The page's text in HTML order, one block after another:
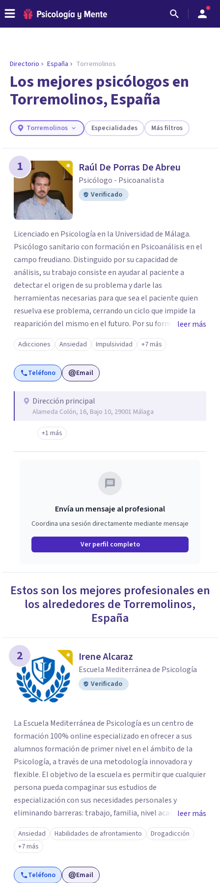
ENCONTRAR MI TERAPEUTA
¿Necesitas ayuda para encontrar el
psicólogo adecuado?
Responde a unas breves preguntas y te ofreceremos
necesidades.
Directorio España Torremolinos
Los mejores psicólogos en
Torremolinos, España
Torremolinos Especialidades Más filtros
1 Raúl De Porras De Abreu
Psicólogo - Psicoanalista
Verificado
Licenciado en Psicología en la Universidad de Málaga.
Psicólogo sanitario con formación en Psicoanálisis en el
campo freudiano. Distinguido por su capacidad de
análisis, su trabajo consiste en ayudar al paciente a
detectar el origen de su problema y darle las
herramientas necesarias para que sea el paciente quien
resuelva ese problema, cerrando un ciclo que impide la
reaparición del mismo en el futuro. Por su formación en
psicoanálisis es ideal para para pacientes cuyo problema
se viene repitiendo a lo largo de su historia, aunque se
manifieste de maneras distintas. También formado en
terapias de tercera generación, combinación que hace
problemas a corto y largo plazo.
leer más
Adicciones Ansiedad Impulsividad +7 más
Teléfono Email
Dirección principal
Alameda Colón, 16, Bajo 10, 29001 Málaga
+1 más
Envía un mensaje al profesional
Coordina una sesión directamente mediante mensaje
Ver perfil completo
Estos son los mejores profesionales en
los alrededores de Torremolinos,
España
2 Irene Alcaraz
Escuela Mediterránea de Psicología
Verificado
La Escuela Mediterránea de Psicología es un centro de
formación 100% online especializado en ofrecer a sus
alumnos formación de primer nivel en el ámbito de la
Psicología, a través de una metodología innovadora y
flexible. El objetivo de la escuela es permitir que cualquier
persona pueda compaginar sus estudios de
especialización con sus necesidades personales y
eliminando barreras: trabajo, familia, nivel académico,
etc. Si estás comprometido con tu formación, en la
Escuela Mediterránea de Psicología serás bienvenido y
disfrutarás de una educación a tu ritmo, con todas las
ventajas de las nuevas tecnologías y con el apoyo de un
equipo humano altamente cualificado. La escuela forma
leer más
Ansiedad Habilidades de afrontamiento
Drogadicción
+7 más
Teléfono Email